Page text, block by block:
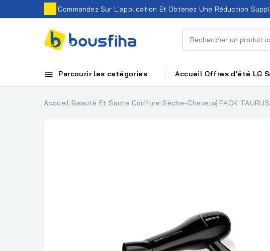
Commandez Sur L'application Et Obtenez Une Réduction
 Parcourir les catégories Accueil Offres d'été LG
Accueil Beauté Et Sante Coiffure Sèche-Cheveux PACK